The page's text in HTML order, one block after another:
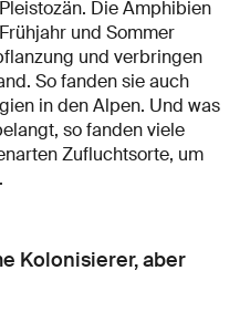
Die Amphibien
und Sommer
und verbringen
So fanden sie auch
in den Alpen. Und was
so fanden viele
Zufluchtsorte, um
Kolonisierer, aber